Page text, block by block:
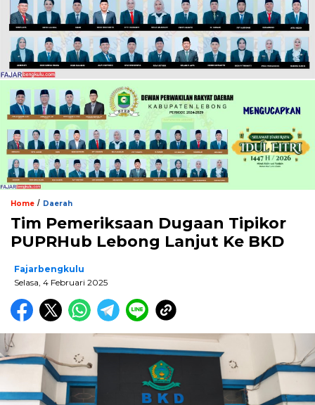
Home / Daerah
Tim Pemeriksaan Dugaan Tipikor
PUPRHub Lebong Lanjut Ke BKD
Fajarbengkulu
Selasa, 4 Februari 2025